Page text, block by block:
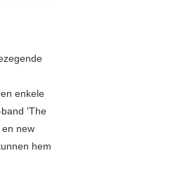
enkele
'The
new
hem